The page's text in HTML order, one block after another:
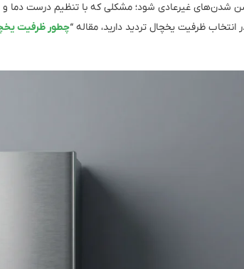
غیرعادی شود؛ مشکلی که با تنظیم درست دما و
ظرفیت یخچال تردید دارید، مقاله “چطور ظرفیت